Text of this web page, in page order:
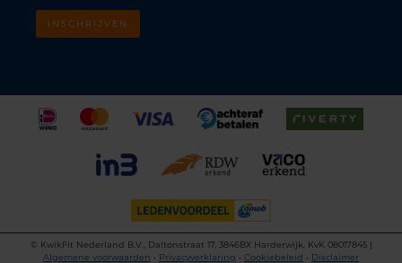
INSCHRIJVEN
©
KwikFit Nederland B.V., Daltonstraat 17, 3846BX Harderwijk, KvK 08017845 |
Algemene voorwaarden • Privacyverklaring • Cookiebeleid • Disclaimer